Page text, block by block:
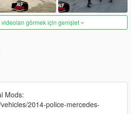
görmek için genişlet
Mods:
2014-police-mercedes-